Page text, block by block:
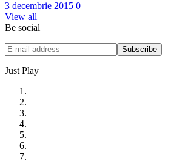
3 decembrie 2015 0
View all
Be social
Just Play